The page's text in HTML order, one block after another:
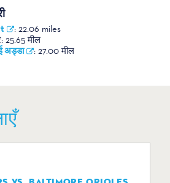
: 22.06 miles
25.65 मील
अड्डा : 27.00 मील